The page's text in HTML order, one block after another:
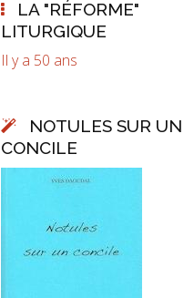
LA "RÉFORME"
LITURGIQUE
Il y a 50 ans
NOTULES SUR UN
CONCILE